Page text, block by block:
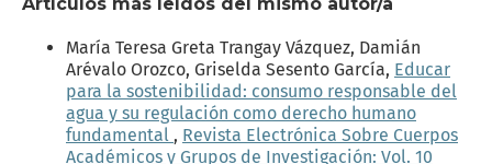
María Teresa Greta Trangay Vázquez, Damián
Arévalo Orozco, Griselda Sesento García, Educar
para la sostenibilidad: consumo responsable del
agua y su regulación como derecho humano
fundamental , Revista Electrónica Sobre Cuerpos
Académicos y Grupos de Investigación: Vol. 10